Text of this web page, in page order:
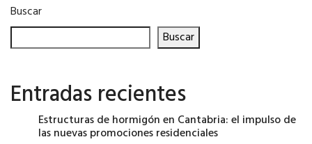
Buscar
Buscar
Entradas recientes
Estructuras de hormigón en Cantabria: el impulso de
las nuevas promociones residenciales